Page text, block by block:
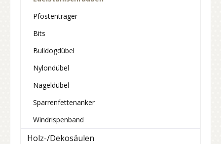
Pfostenträger
Bits
Bulldogdübel
Nylondübel
Nageldübel
Sparrenfettenanker
Windrispenband
Holz-/Dekosäulen